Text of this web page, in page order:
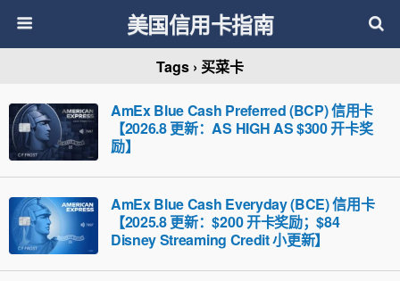
美国信用卡指南
Tags › 买菜卡
AmEx Blue Cash Preferred (BCP) 信用卡
【2026.8 更新：AS HIGH AS $300 开卡奖
励】
AmEx Blue Cash Everyday (BCE) 信用卡
【2025.8 更新：$200 开卡奖励；$84
Disney Streaming Credit 小更新】